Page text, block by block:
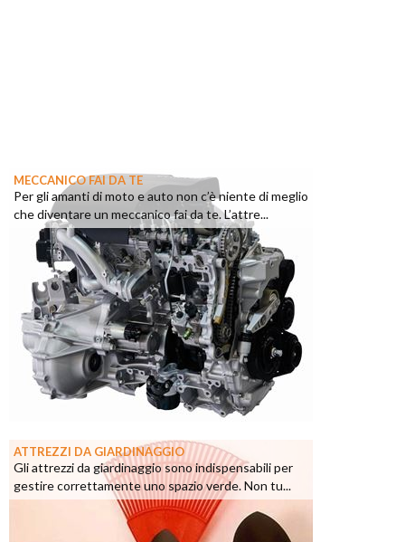
MECCANICO FAI DA TE
Per gli amanti di moto e auto non c’è niente di meglio
che diventare un meccanico fai da te. L’attre...
ATTREZZI DA GIARDINAGGIO
Gli attrezzi da giardinaggio sono indispensabili per
gestire correttamente uno spazio verde. Non tu...